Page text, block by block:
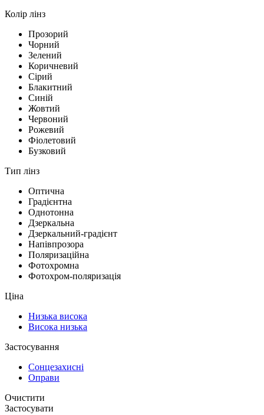
Колір лінз
Прозорий
Чорний
Зелений
Коричневий
Сірий
Блакитний
Синій
Жовтий
Червоний
Рожевий
Фіолетовий
Бузковий
Тип лінз
Оптична
Градієнтна
Однотонна
Дзеркальна
Дзеркальний-градієнт
Напівпрозора
Поляризаційна
Фотохромна
Фотохром-поляризація
Ціна
Низька висока
Висока низька
Застосування
Сонцезахисні
Оправи
Очистити
Застосувати